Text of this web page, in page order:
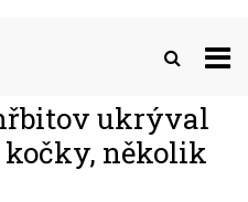
ukrýval
kočky, několik